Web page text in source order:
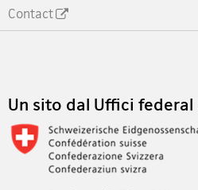
Contact
Un sito dal Uffici federal